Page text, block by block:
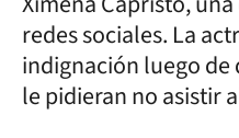
redes sociales. La
indignación luego de
le pidieran no asistir